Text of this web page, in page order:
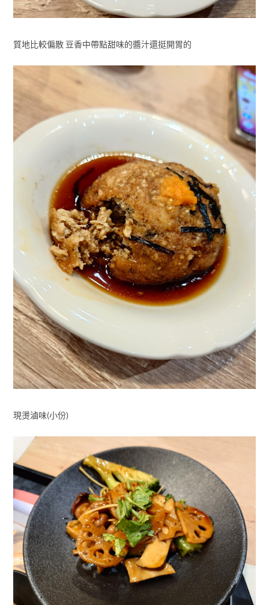
質地比較偏散 豆香中帶點甜味的醬汁還挺開胃的
現燙滷味(小份)